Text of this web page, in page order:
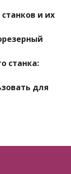
и их
станка:
для